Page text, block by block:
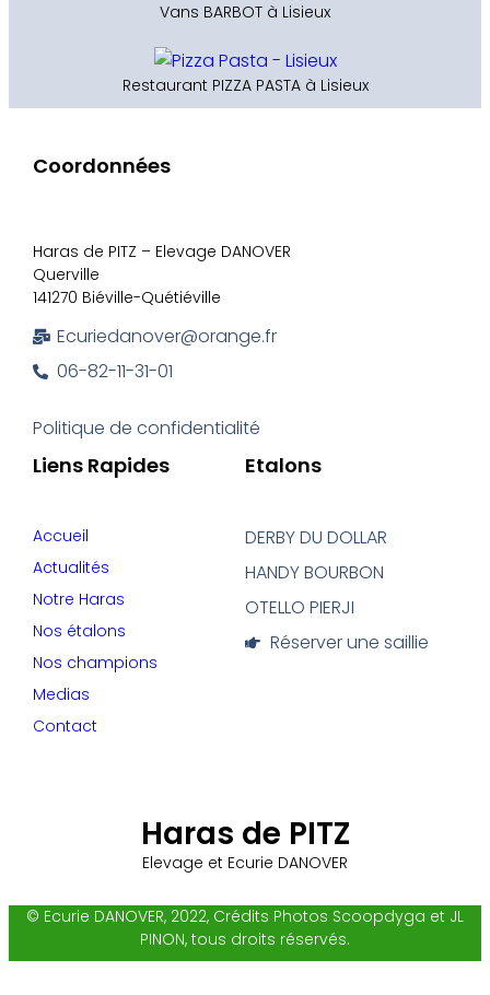
Vans BARBOT à Lisieux
Restaurant PIZZA PASTA à Lisieux
Haras de PITZ
Elevage et Ecurie DANOVER
Etalons
DERBY DU DOLLAR
HANDY BOURBON
OTELLO PIERJI
Réserver une saillie
Liens Rapides
Accueil
Actualités
Notre Haras
Nos étalons
Nos champions
Medias
Contact
Coordonnées
Haras de PITZ – Elevage DANOVER
Querville
141270 Biéville-Quétiéville
Ecuriedanover@orange.fr
06-82-11-31-01
Politique de confidentialité
© Ecurie DANOVER, 2022, Crédits Photos Scoopdyga et JL
PINON, tous droits réservés.